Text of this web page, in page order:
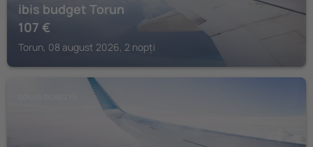
ibis budget Torun
107 €
Torun, 08 august 2026, 2 nopți